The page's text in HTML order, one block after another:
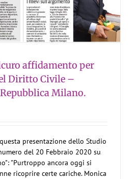
affidamento per
Diritto Civile –
Milano.
presentazione dello Studio
del 20 Febbraio 2020 su
"Purtroppo ancora oggi si
ricoprire certe cariche. Monica